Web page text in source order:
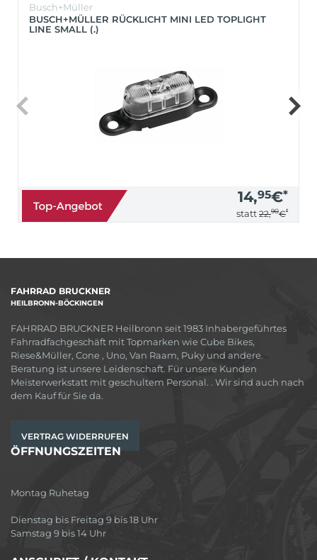
Busch+Müller
BUSCH+MÜLLER RÜCKLICHT MINI LED TOPLIGHT
LINE SMALL (.)
14,95€*
statt 22,90€*
FAHRRAD BRUCKNER
HEILBRONN-BÖCKINGEN
FAHRRAD BRUCKNER Heilbronn seit 1983 Inhabergeführtes
Fahrradfachgeschäft mit Topmarken wie Cube Bikes,
Riese&Müller, Cone , Uno, Van Raam, Puky und andere.
Beratung ist unsere Leidenschaft. Für unsere Kunden
Meisterwerkstatt mit geschultem Personal. . Wir sind auch nach
dem Kauf für Sie da.
VERTRAG WIDERRUFEN
ÖFFNUNGSZEITEN
Montag Ruhetag
Dienstag bis Freitag 9 bis 18 Uhr
Samstag 9 bis 14 Uhr